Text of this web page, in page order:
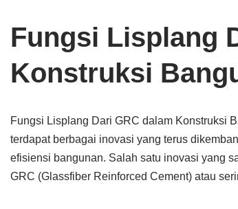
Fungsi Lisplang
Konstruksi
Fungsi Lisplang Dari GRC dalam Konstruksi
terdapat berbagai inovasi yang terus
efisiensi bangunan. Salah satu inovasi yang
GRC (Glassfiber Reinforced Cement) atau